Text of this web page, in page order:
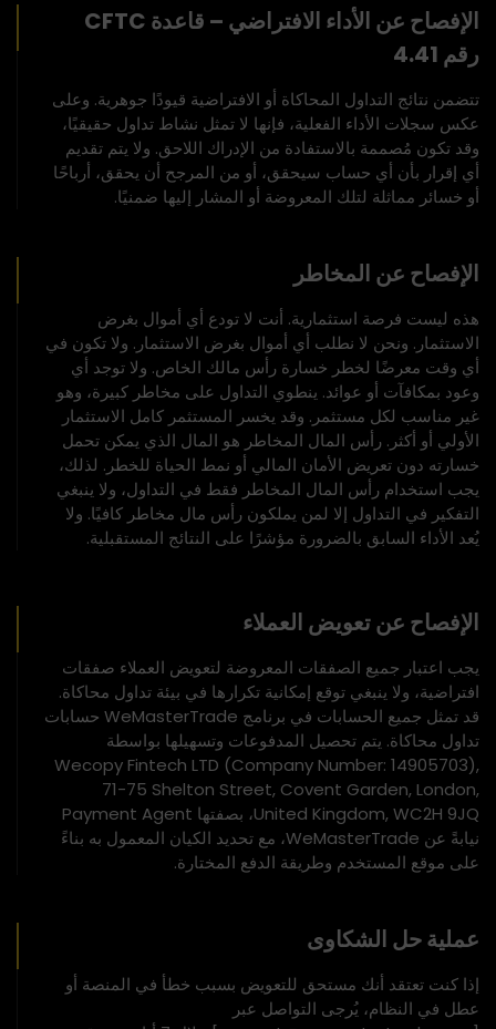
الإفصاح عن الأداء الافتراضي – قاعدة CFTC
رقم 4.41
تتضمن نتائج التداول المحاكاة أو الافتراضية قيودًا جوهرية. وعلى
عكس سجلات الأداء الفعلية، فإنها لا تمثل نشاط تداول حقيقيًا،
وقد تكون مُصممة بالاستفادة من الإدراك اللاحق. ولا يتم تقديم
أي إقرار بأن أي حساب سيحقق، أو من المرجح أن يحقق، أرباحًا
أو خسائر مماثلة لتلك المعروضة أو المشار إليها ضمنيًا.
الإفصاح عن المخاطر
هذه ليست فرصة استثمارية. أنت لا تودع أي أموال بغرض
الاستثمار. ونحن لا نطلب أي أموال بغرض الاستثمار. ولا تكون في
أي وقت معرضًا لخطر خسارة رأس مالك الخاص. ولا توجد أي
وعود بمكافآت أو عوائد. ينطوي التداول على مخاطر كبيرة، وهو
غير مناسب لكل مستثمر. وقد يخسر المستثمر كامل الاستثمار
الأولي أو أكثر. رأس المال المخاطر هو المال الذي يمكن تحمل
خسارته دون تعريض الأمان المالي أو نمط الحياة للخطر. لذلك،
يجب استخدام رأس المال المخاطر فقط في التداول، ولا ينبغي
التفكير في التداول إلا لمن يملكون رأس مال مخاطر كافيًا. ولا
يُعد الأداء السابق بالضرورة مؤشرًا على النتائج المستقبلية.
الإفصاح عن تعويض العملاء
يجب اعتبار جميع الصفقات المعروضة لتعويض العملاء صفقات
افتراضية، ولا ينبغي توقع إمكانية تكرارها في بيئة تداول محاكاة.
قد تمثل جميع الحسابات في برنامج WeMasterTrade حسابات
تداول محاكاة. يتم تحصيل المدفوعات وتسهيلها بواسطة
Wecopy Fintech LTD (Company Number: 14905703),
71-75 Shelton Street, Covent Garden, London,
United Kingdom, WC2H 9JQ، بصفتها Payment Agent
نيابةً عن WeMasterTrade، مع تحديد الكيان المعمول به بناءً
على موقع المستخدم وطريقة الدفع المختارة.
عملية حل الشكاوى
إذا كنت تعتقد أنك مستحق للتعويض بسبب خطأ في المنصة أو
عطل في النظام، يُرجى التواصل عبر